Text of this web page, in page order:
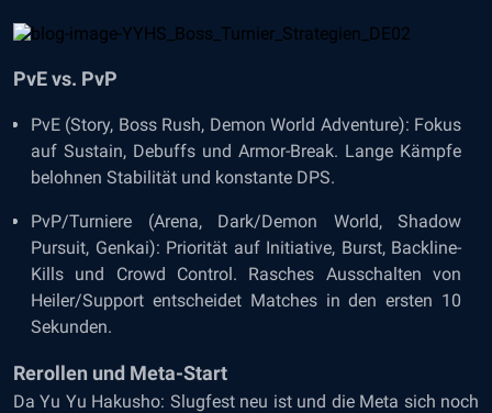
PvE vs. PvP
PvE (Story, Boss Rush, Demon World Adventure): Fokus
auf Sustain, Debuffs und Armor-Break. Lange Kämpfe
belohnen Stabilität und konstante DPS.
PvP/Turniere (Arena, Dark/Demon World, Shadow
Pursuit, Genkai): Priorität auf Initiative, Burst, Backline-
Kills und Crowd Control. Rasches Ausschalten von
Heiler/Support entscheidet Matches in den ersten 10
Sekunden.
Rerollen und Meta-Start
Da Yu Yu Hakusho: Slugfest neu ist und die Meta sich noch